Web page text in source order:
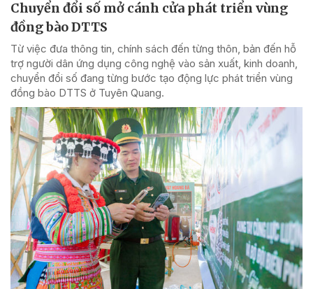
Chuyển đổi số mở cánh cửa phát triển vùng
đồng bào DTTS
Từ việc đưa thông tin, chính sách đến từng thôn, bản đến hỗ
trợ người dân ứng dụng công nghệ vào sản xuất, kinh doanh,
chuyển đổi số đang từng bước tạo động lực phát triển vùng
đồng bào DTTS ở Tuyên Quang.